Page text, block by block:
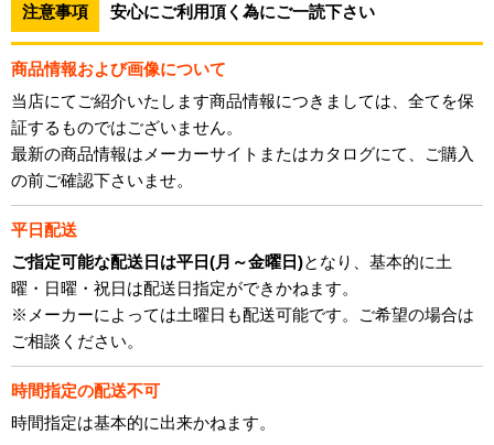
注意事項 安心にご利用頂く為にご一読下さい
商品情報および画像について
当店にてご紹介いたします商品情報につきましては、全てを保
証するものではございません。
最新の商品情報はメーカーサイトまたはカタログにて、ご購入
の前ご確認下さいませ。
平日配送
ご指定可能な配送日は平日(月～金曜日)となり、基本的に土
曜・日曜・祝日は配送日指定ができかねます。
※メーカーによっては土曜日も配送可能です。ご希望の場合は
ご相談ください。
時間指定の配送不可
時間指定は基本的に出来かねます。